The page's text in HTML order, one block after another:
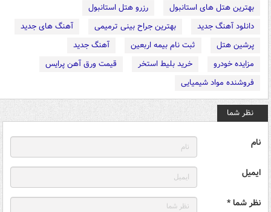
بهترین هتل های استانبول
رزرو هتل استانبول
دانلود آهنگ جدید
بهترین جراح بینی ترمیمی
آهنگ های جدید
پرشین هتل
ثبت نام بیمه اربعین
آهنگ جدید
مزایده خودرو
خرید بلیط استخر
قیمت ورق آهن پرایس
فروشنده مواد شیمیایی
نظر شما
نام
ایمیل
نظر شما *